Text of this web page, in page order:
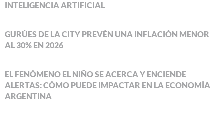
INTELIGENCIA ARTIFICIAL
GURÚES DE LA CITY PREVÉN UNA INFLACIÓN MENOR
AL 30% EN 2026
EL FENÓMENO EL NIÑO SE ACERCA Y ENCIENDE
ALERTAS: CÓMO PUEDE IMPACTAR EN LA ECONOMÍA
ARGENTINA